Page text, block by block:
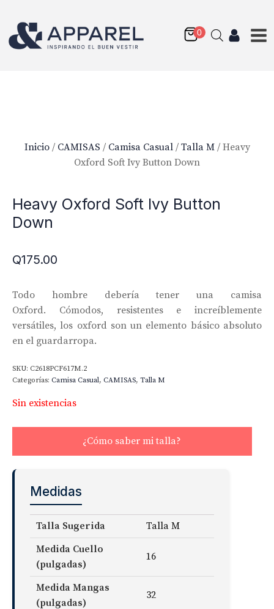
Inicio/ CAMISAS / Camisa Casual/ Talla M/ Heavy
Oxford Soft Ivy Button Down
Heavy Oxford Soft Ivy Button
Down
Q175.00
Todo hombre debería tener una camisa
Oxford. Cómodos, resistentes e increíblemente
versátiles, los oxford son un elemento básico absoluto
en el guardarropa.
SKU: C2618PCF617M.2
Categorías: Camisa Casual, CAMISAS, Talla M
Sin existencias
¿Cómo saber mi talla?
Medidas
Talla Sugerida
Talla M
Medida Cuello
(pulgadas)
16
Medida Mangas
(pulgadas)
32